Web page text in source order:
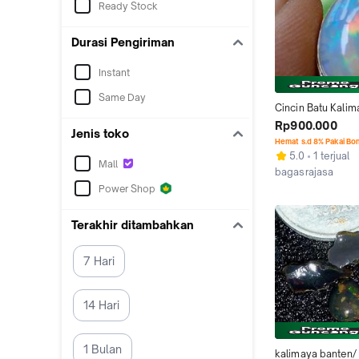
Ready Stock
Durasi Pengiriman
Instant
Same Day
Jenis toko
Mall
Power Shop
Terakhir ditambahkan
7 Hari
14 Hari
1 Bulan
Cincin Batu
Banten/ Black
Natural Kembang
Kualitas Super
Rp900.000
Hemat s.d 8% Pakai
5.0
1 terjual
bagasrajasa
kalimaya banten/